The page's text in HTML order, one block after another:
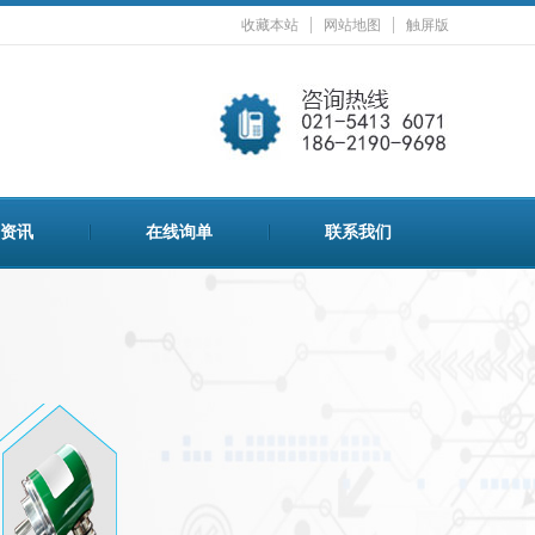
收藏本站 网站地图 触屏版
讯 在线询单 联系我们